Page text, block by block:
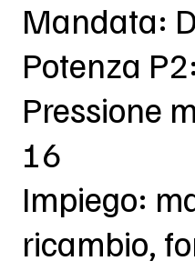
Mandata:
Potenza
Pressione
16
Impiego:
ricambio,